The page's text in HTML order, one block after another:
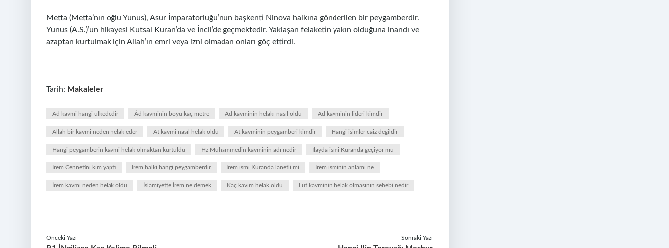
Metta (Metta’nın oğlu Yunus), Asur İmparatorluğu’nun başkenti Ninova halkına gönderilen bir peygamberdir.
Yunus (A.S.)’un hikayesi Kutsal Kuran’da ve İncil’de geçmektedir. Yaklaşan felaketin yakın olduğuna inandı ve
azaptan kurtulmak için Allah’ın emri veya izni olmadan onları göç ettirdi.
Tarih: Makaleler
Ad kavmi hangi ülkededir Âd kavminin boyu kaç metre Ad kavminin helakı nasıl oldu Ad kavminin lideri kimdir
Allah bir kavmi neden helak eder At kavmi nasıl helak oldu At kavminin peygamberi kimdir Hangi isimler caiz değildir
Hangi peygamberin kavmi helak olmaktan kurtuldu Hz Muhammedin kavminin adı nedir İlayda ismi Kuranda geçiyor mu
İrem Cennetini kim yaptı İrem halki hangi peygamberdir İrem ismi Kuranda lanetli mi İrem isminin anlamı ne
İrem kavmi neden helak oldu İslamiyette İrem ne demek Kaç kavim helak oldu Lut kavminin helak olmasının sebebi nedir
Önceki Yazı Sonraki Yazı